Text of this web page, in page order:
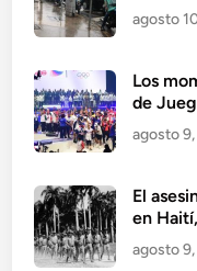
agosto
Los
de
agosto
El
en
agosto